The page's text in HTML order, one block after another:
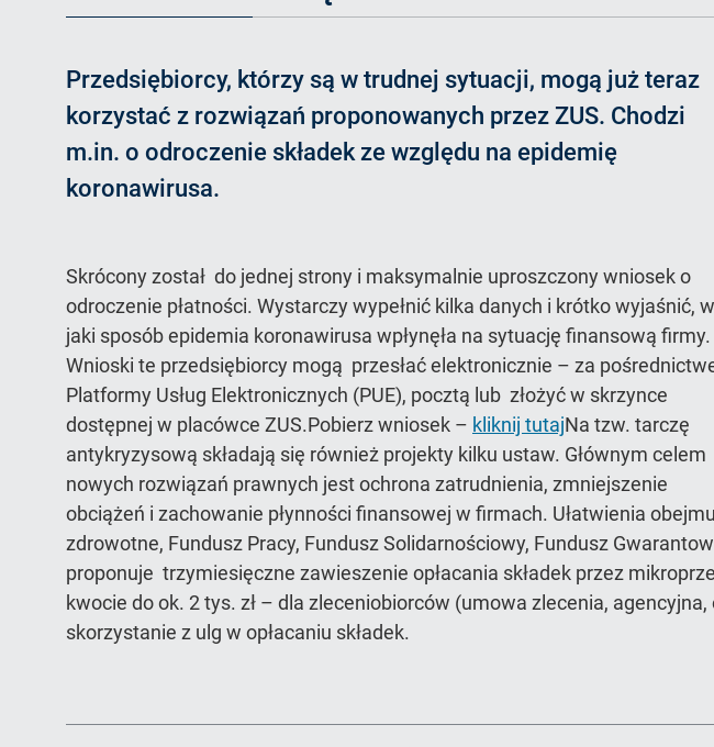
Przedsiębiorcy, którzy są w trudnej sytuacji, mogą już teraz
korzystać z rozwiązań proponowanych przez ZUS. Chodzi
m.in. o odroczenie składek ze względu na epidemię
koronawirusa.
Skrócony został do jednej strony i maksymalnie uproszczony wniosek o
odroczenie płatności. Wystarczy wypełnić kilka danych i krótko wyjaśnić, w
jaki sposób epidemia koronawirusa wpłynęła na sytuację finansową firmy.
Wnioski te przedsiębiorcy mogą przesłać elektronicznie – za
Platformy Usług Elektronicznych (PUE), pocztą lub złożyć w skrzynce
dostępnej w placówce ZUS.Pobierz wniosek – kliknij tutajNa tzw. tarczę
antykryzysową składają się również projekty kilku ustaw. Głównym celem
nowych rozwiązań prawnych jest ochrona zatrudnienia, zmniejszenie
obciążeń i zachowanie płynności finansowej w firmach. Ułatwienia
zdrowotne, Fundusz Pracy, Fundusz Solidarnościowy, Fundusz
proponuje trzymiesięczne zawieszenie opłacania składek przez
kwocie do ok. 2 tys. zł – dla zleceniobiorców (umowa zlecenia,
skorzystanie z ulg w opłacaniu składek.